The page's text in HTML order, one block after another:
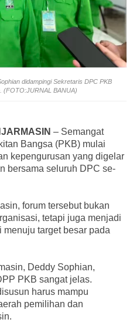
didampingi Sekretaris DPC PKB
(FOTO:JURNAL BANUA)
– Semangat
Bangsa (PKB) mulai
kepengurusan yang digelar
bersama seluruh DPC se-
forum tersebut bukan
tetapi juga menjadi
menuju target besar pada
Deddy Sophian,
PKB sangat jelas.
harus mampu
pemilihan dan